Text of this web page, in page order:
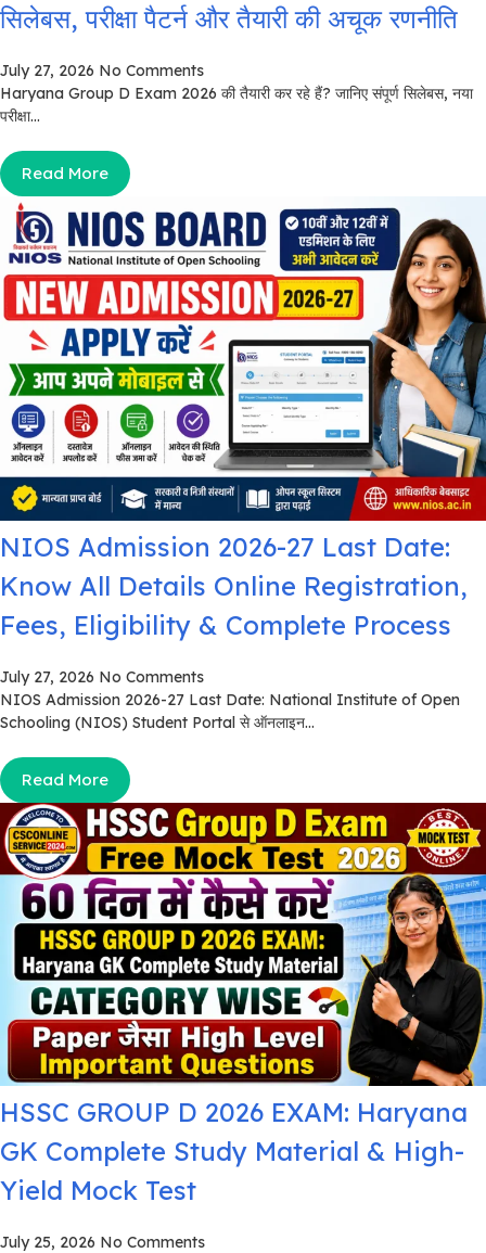
सिलेबस, परीक्षा पैटर्न और तैयारी की अचूक रणनीति
July 27, 2026 No Comments
Haryana Group D Exam 2026 की तैयारी कर रहे हैं? जानिए संपूर्ण सिलेबस, नया
परीक्षा...
Read More
NIOS Admission 2026-27 Last Date:
Know All Details Online Registration,
Fees, Eligibility & Complete Process
July 27, 2026 No Comments
NIOS Admission 2026-27 Last Date: National Institute of Open
Schooling (NIOS) Student Portal से ऑनलाइन...
Read More
HSSC GROUP D 2026 EXAM: Haryana
GK Complete Study Material & High-
Yield Mock Test
July 25, 2026 No Comments